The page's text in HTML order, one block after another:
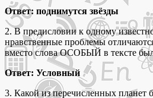
Ответ: поднимутся звёзды
2. В предисловии к одному
нравственные проблемы
вместо слова ОСОБЫЙ в тексте
Ответ: Условный
3. Какой из перечисленных планет